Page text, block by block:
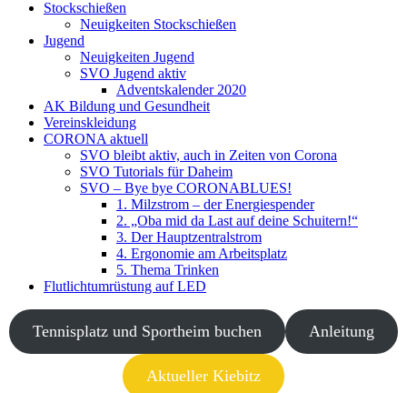
Stockschießen
Neuigkeiten Stockschießen
Jugend
Neuigkeiten Jugend
SVO Jugend aktiv
Adventskalender 2020
AK Bildung und Gesundheit
Vereinskleidung
CORONA aktuell
SVO bleibt aktiv, auch in Zeiten von Corona
SVO Tutorials für Daheim
SVO – Bye bye CORONABLUES!
1. Milzstrom – der Energiespender
2. „Oba mid da Last auf deine Schuitern!“
3. Der Hauptzentralstrom
4. Ergonomie am Arbeitsplatz
5. Thema Trinken
Flutlichtumrüstung auf LED
Tennisplatz und Sportheim buchen Anleitung
Aktueller Kiebitz